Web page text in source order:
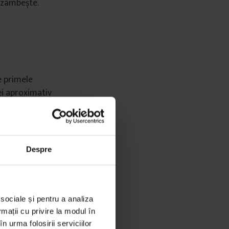
Despre
și pentru a analiza
cu privire la modul în
urma folosirii serviciilor
primele
aproximativ
rotile, stând
133, se
fabrici
Multe dintre